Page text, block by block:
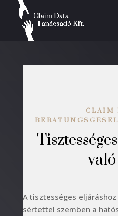
CLAIM
A tisztességes
sértettel szemben a